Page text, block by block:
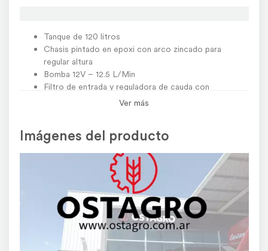
Tanque de 120 litros
Chasis pintado en epoxi con arco zincado para
regular altura
Bomba 12V – 12.5 L/Min
Filtro de entrada y reguladora de cauda con
Inoxidable, rebatible y con zafe.
Por cualquier consulta escribinos haciendo clic aquí
También podés contactarnos por WhatsApp
Agroads.com no vende y no participa en ninguna negociación, venta o
Ver más
Imágenes del producto